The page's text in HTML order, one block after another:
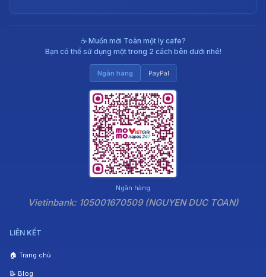
☕ Muốn mời Toàn một ly cafe?
Bạn có thể sử dụng một trong 2 cách bên dưới nhé!
Ngân hàng PayPal
Ngân hàng
Vietinbank: 105001670509 (NGUYEN DUC TOAN)
LIÊN KẾT
🏠 Trang chủ
📝 Blog